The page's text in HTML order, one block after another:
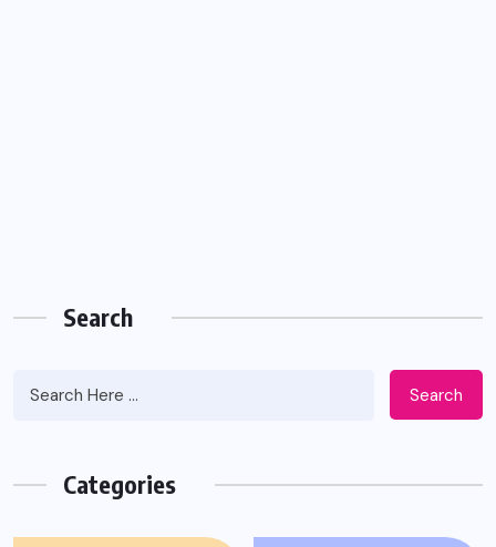
Search
Search
Categories